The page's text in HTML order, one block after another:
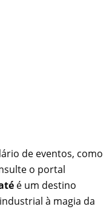
de eventos, como
o portal
é um destino
à magia da